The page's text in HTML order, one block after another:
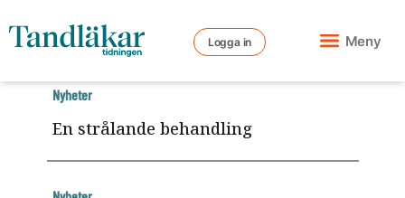
Logga in Meny
En strålande behandling
Nyheter